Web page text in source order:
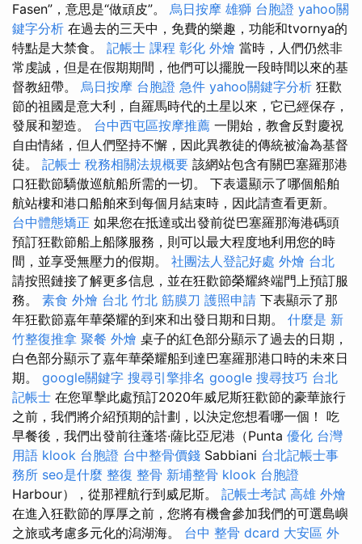
Fasen”，意思是“做頑皮”。 烏日按摩 雄獅 台胞證 yahoo關
鍵字分析 在過去的三天中，免費的樂趣，功能和tvornya的
特點是大禁食。 記帳士 課程 彰化 外燴 當時，人們仍然非
常虔誠，但是在假期期間，他們可以擺脫一段時間以來的基
督教紐帶。 烏日按摩 台胞證 急件 yahoo關鍵字分析 狂歡
節的祖國是意大利，自羅馬時代的土星以來，它已經保存，
發展和塑造。 台中西屯區按摩推薦 一開始，教會反對慶祝
自由情緒，但人們堅持不懈，因此異教徒的傳統被淪為基督
徒。 記帳士 稅務相關法規概要 該網站包含有關巴塞羅那港
口狂歡節驕傲巡航船所需的一切。 下表還顯示了哪個船舶
航站樓和港口船舶來到每個月結束時，因此請查看更新。
台中體態矯正 如果您在抵達或出發前從巴塞羅那海港碼頭
預訂狂歡節船上船隊服務，則可以最大程度地利用您的時
間，並享受無壓力的假期。 社團法人登記好處 外燴 台北
請按照鏈接了解更多信息，並在狂歡節榮耀終端門上預訂服
務。 素食 外燴 台北 竹北 筋膜刀 護照申請 下表顯示了那
年狂歡節嘉年華榮耀的到來和出發日期和日期。 什麼是 新
竹整復推拿 聚餐 外燴 桌子的紅色部分顯示了過去的日期，
白色部分顯示了嘉年華榮耀船到達巴塞羅那港口時的未來日
期。 google關鍵字 搜尋引擎排名 google 搜尋技巧 台北
記帳士 在您單擊此處預訂2020年威尼斯狂歡節的豪華旅行
之前，我們將介紹預期的計劃，以決定您想看哪一個！ 吃
早餐後，我們出發前往蓬塔·薩比亞尼港（Punta 優化 台灣
用語 klook 台胞證 台中整骨價錢 Sabbiani 台北記帳士事
務所 seo是什麼 整復 整骨 新埔整骨 klook 台胞證
Harbour），從那裡航行到威尼斯。 記帳士考試 高雄 外燴
在進入狂歡節的厚厚之前，您將有機會參加我們的可選島嶼
之旅或考慮多元化的潟湖海。 台中 整骨 dcard 大安區 外